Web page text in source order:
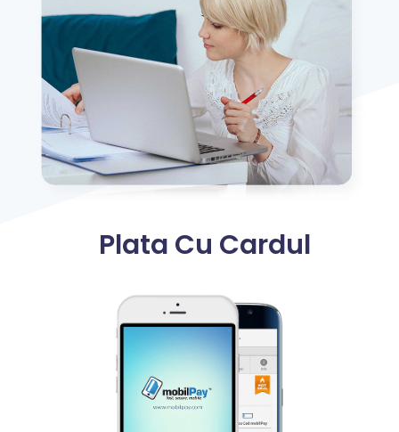
Plata Cu Cardul